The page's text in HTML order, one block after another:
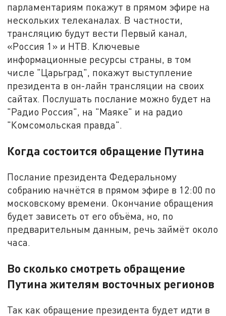
парламентариям покажут в прямом эфире на
нескольких телеканалах. В частности,
трансляцию будут вести Первый канал,
«Россия 1» и НТВ. Ключевые
информационные ресурсы страны, в том
числе "Царьград", покажут выступление
президента в он-лайн трансляции на своих
сайтах. Послушать послание можно будет на
"Радио Россия", на "Маяке" и на радио
"Комсомольская правда".
Когда состоится обращение Путина
Послание президента Федеральному
собранию начнётся в прямом эфире в 12:00 по
московскому времени. Окончание обращения
будет зависеть от его объёма, но, по
предварительным данным, речь займёт около
часа.
Во сколько смотреть обращение
Путина жителям восточных регионов
Так как обращение президента будет идти в